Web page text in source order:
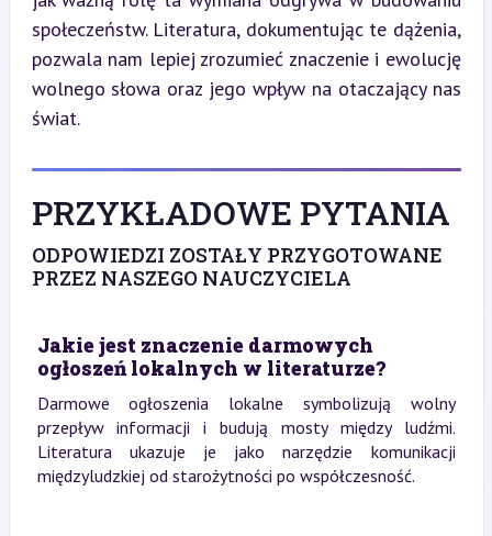
społeczeństw. Literatura, dokumentując te dążenia,
pozwala nam lepiej zrozumieć znaczenie i ewolucję
wolnego słowa oraz jego wpływ na otaczający nas
świat.
PRZYKŁADOWE PYTANIA
ODPOWIEDZI ZOSTAŁY PRZYGOTOWANE
PRZEZ NASZEGO NAUCZYCIELA
Jakie jest znaczenie darmowych
ogłoszeń lokalnych w literaturze?
Darmowe ogłoszenia lokalne symbolizują wolny
przepływ informacji i budują mosty między ludźmi.
Literatura ukazuje je jako narzędzie komunikacji
międzyludzkiej od starożytności po współczesność.